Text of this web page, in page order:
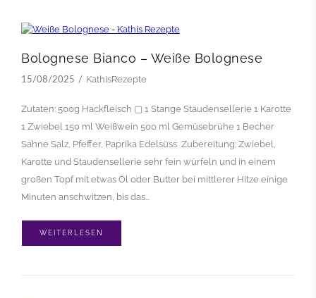
Bolognese Bianco – Weiße Bolognese
15/08/2025 KathisRezepte
Zutaten: 500g Hackfleisch ▢ 1 Stange Staudensellerie 1 Karotte
1 Zwiebel 150 ml Weißwein 500 ml Gemüsebrühe 1 Becher
Sahne Salz, Pfeffer, Paprika Edelsüss Zubereitung: Zwiebel,
Karotte und Staudensellerie sehr fein würfeln und in einem
großen Topf mit etwas Öl oder Butter bei mittlerer Hitze einige
Minuten anschwitzen, bis das…
WEITERLESEN